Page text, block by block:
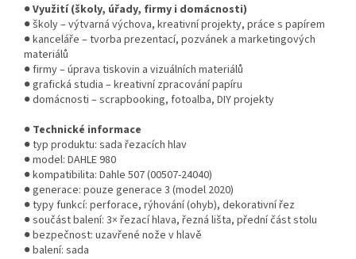
●Využití (školy, úřady, firmy i domácnosti)
● školy – výtvarná výchova, kreativní projekty, práce s papírem
● kanceláře – tvorba prezentací, pozvánek a marketingových
materiálů
● firmy – úprava tiskovin a vizuálních materiálů
● grafická studia – kreativní zpracování papíru
● domácnosti – scrapbooking, fotoalba, DIY projekty
● Technické informace
● typ produktu: sada řezacích hlav
● model: DAHLE 980
● kompatibilita: Dahle 507 (00507-24040)
● generace: pouze generace 3 (model 2020)
● typy funkcí: perforace, rýhování (ohyb), dekorativní řez
● součást balení: 3× řezací hlava, řezná lišta, přední část stolu
● bezpečnost: uzavřené nože v hlavě
● balení: sada